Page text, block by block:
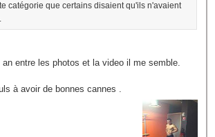
catégorie que certains disaient qu'ils n'avaient
an entre les photos et la video il me semble.
à avoir de bonnes cannes .